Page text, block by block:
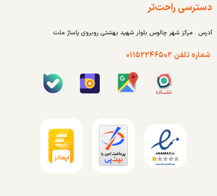
دسترسی راحت‌تر
آدرس : مرکز شهر چالوس بلوار شهید بهشتی روبروی پاساژ ملت
شماره تلفن ۰۱۱۵۲۲۴۶۵۰۲